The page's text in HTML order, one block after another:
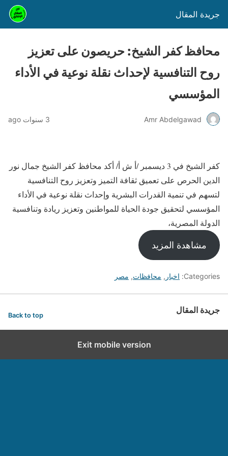
جريدة المقال
محافظ كفر الشيخ: حريصون على تعزيز
روح التنافسية لإحداث نقلة نوعية في الأداء
المؤسسي
Amr Abdelgawad 3 سنوات ago
كفر الشيخ في 3 ديسمبر /أ ش أ/ أكد محافظ كفر الشيخ جمال نور
الدين الحرص على تعميق ثقافة التميز وتعزيز روح التنافسية
لتسهم في تنمية القدرات البشرية وإحداث نقلة نوعية في الأداء
المؤسسي لتحقيق جودة الحياة للمواطنين وتعزيز ريادة وتنافسية
الدولة المصرية،
مشاهدة المزيد
Categories: اخبار , محافظات, مصر
جريدة المقال Back to top
Exit mobile version